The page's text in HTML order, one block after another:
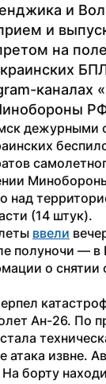
и
и
на
каналах
дежурными
над
(14 штук).
ввели
полуночи — в
о снятии
Ан-26. По
атака извне.
На борту